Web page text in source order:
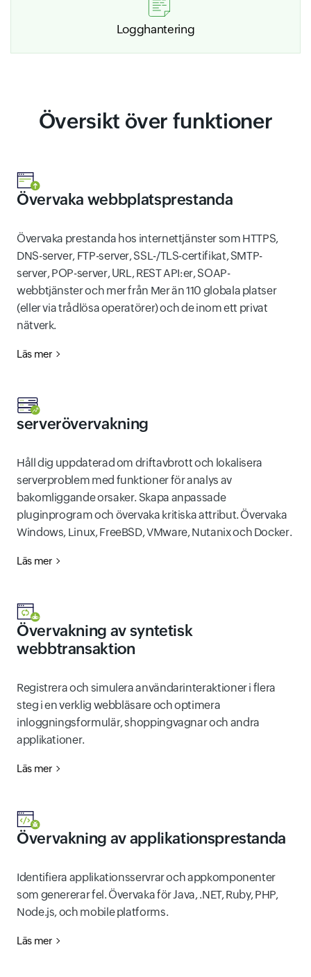
Logghantering
Översikt över funktioner
Övervaka webbplatsprestanda
Övervaka prestanda hos internettjänster som HTTPS,
DNS-server, FTP-server, SSL-/TLS-certifikat, SMTP-
server, POP-server, URL, REST API:er, SOAP-
webbtjänster och mer från Mer än 110 globala platser
(eller via trådlösa operatörer) och de inom ett privat
nätverk.
Läs mer
serverövervakning
Håll dig uppdaterad om driftavbrott och lokalisera
serverproblem med funktioner för analys av
bakomliggande orsaker. Skapa anpassade
pluginprogram och övervaka kritiska attribut. Övervaka
Windows, Linux, FreeBSD, VMware, Nutanix och Docker.
Läs mer
Övervakning av syntetisk
webbtransaktion
Registrera och simulera användarinteraktioner i flera
steg i en verklig webbläsare och optimera
inloggningsformulär, shoppingvagnar och andra
applikationer.
Läs mer
Övervakning av applikationsprestanda
Identifiera applikationsservrar och appkomponenter
som genererar fel. Övervaka för Java, .NET, Ruby, PHP,
Node.js, och mobile platforms.
Läs mer